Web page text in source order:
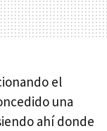
el
una
ahí donde